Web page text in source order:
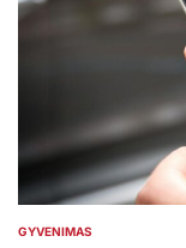
POSTED
GYVENIMAS